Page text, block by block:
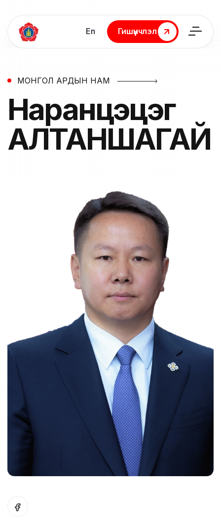
En
Гишүүнчлэл
Гишүүнчлэл
МОНГОЛ АРДЫН НАМ
Наранцэцэг
АЛТАНШАГАЙ